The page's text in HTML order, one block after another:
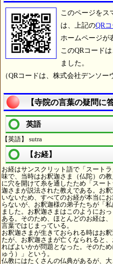
このページをス
は、上記のQR
ホームページが
このQRコードは
ました。
（QRコードは、株式会社デンソー
【寺院の言葉の疑問に
英語
【英語】 sutra
【お経】
お経はサンスクリット語で「スート
味で、当時はお釈迦さま（仏陀）の
に穴を開けて糸を通したため「スー
迦さまが説法された教えである。お
いないため、すべてのお経が本当に
らないが、お釈迦様の弟子たちが「
ました。お釈迦さまはこのようにお
ある。そのため、ほとんどのお経は
言葉ではじまっている。
お釈迦さまが生きておられる時はお
たが、お釈迦さまが亡くなられると
ればよいかが問題となった。そのた
ゅう）」という。
仏教にはたくさんの仏典があるが、